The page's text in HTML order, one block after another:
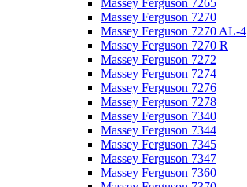
Massey Ferguson 7265
Massey Ferguson 7270
Massey Ferguson 7270 AL-4
Massey Ferguson 7270 R
Massey Ferguson 7272
Massey Ferguson 7274
Massey Ferguson 7276
Massey Ferguson 7278
Massey Ferguson 7340
Massey Ferguson 7344
Massey Ferguson 7345
Massey Ferguson 7347
Massey Ferguson 7360